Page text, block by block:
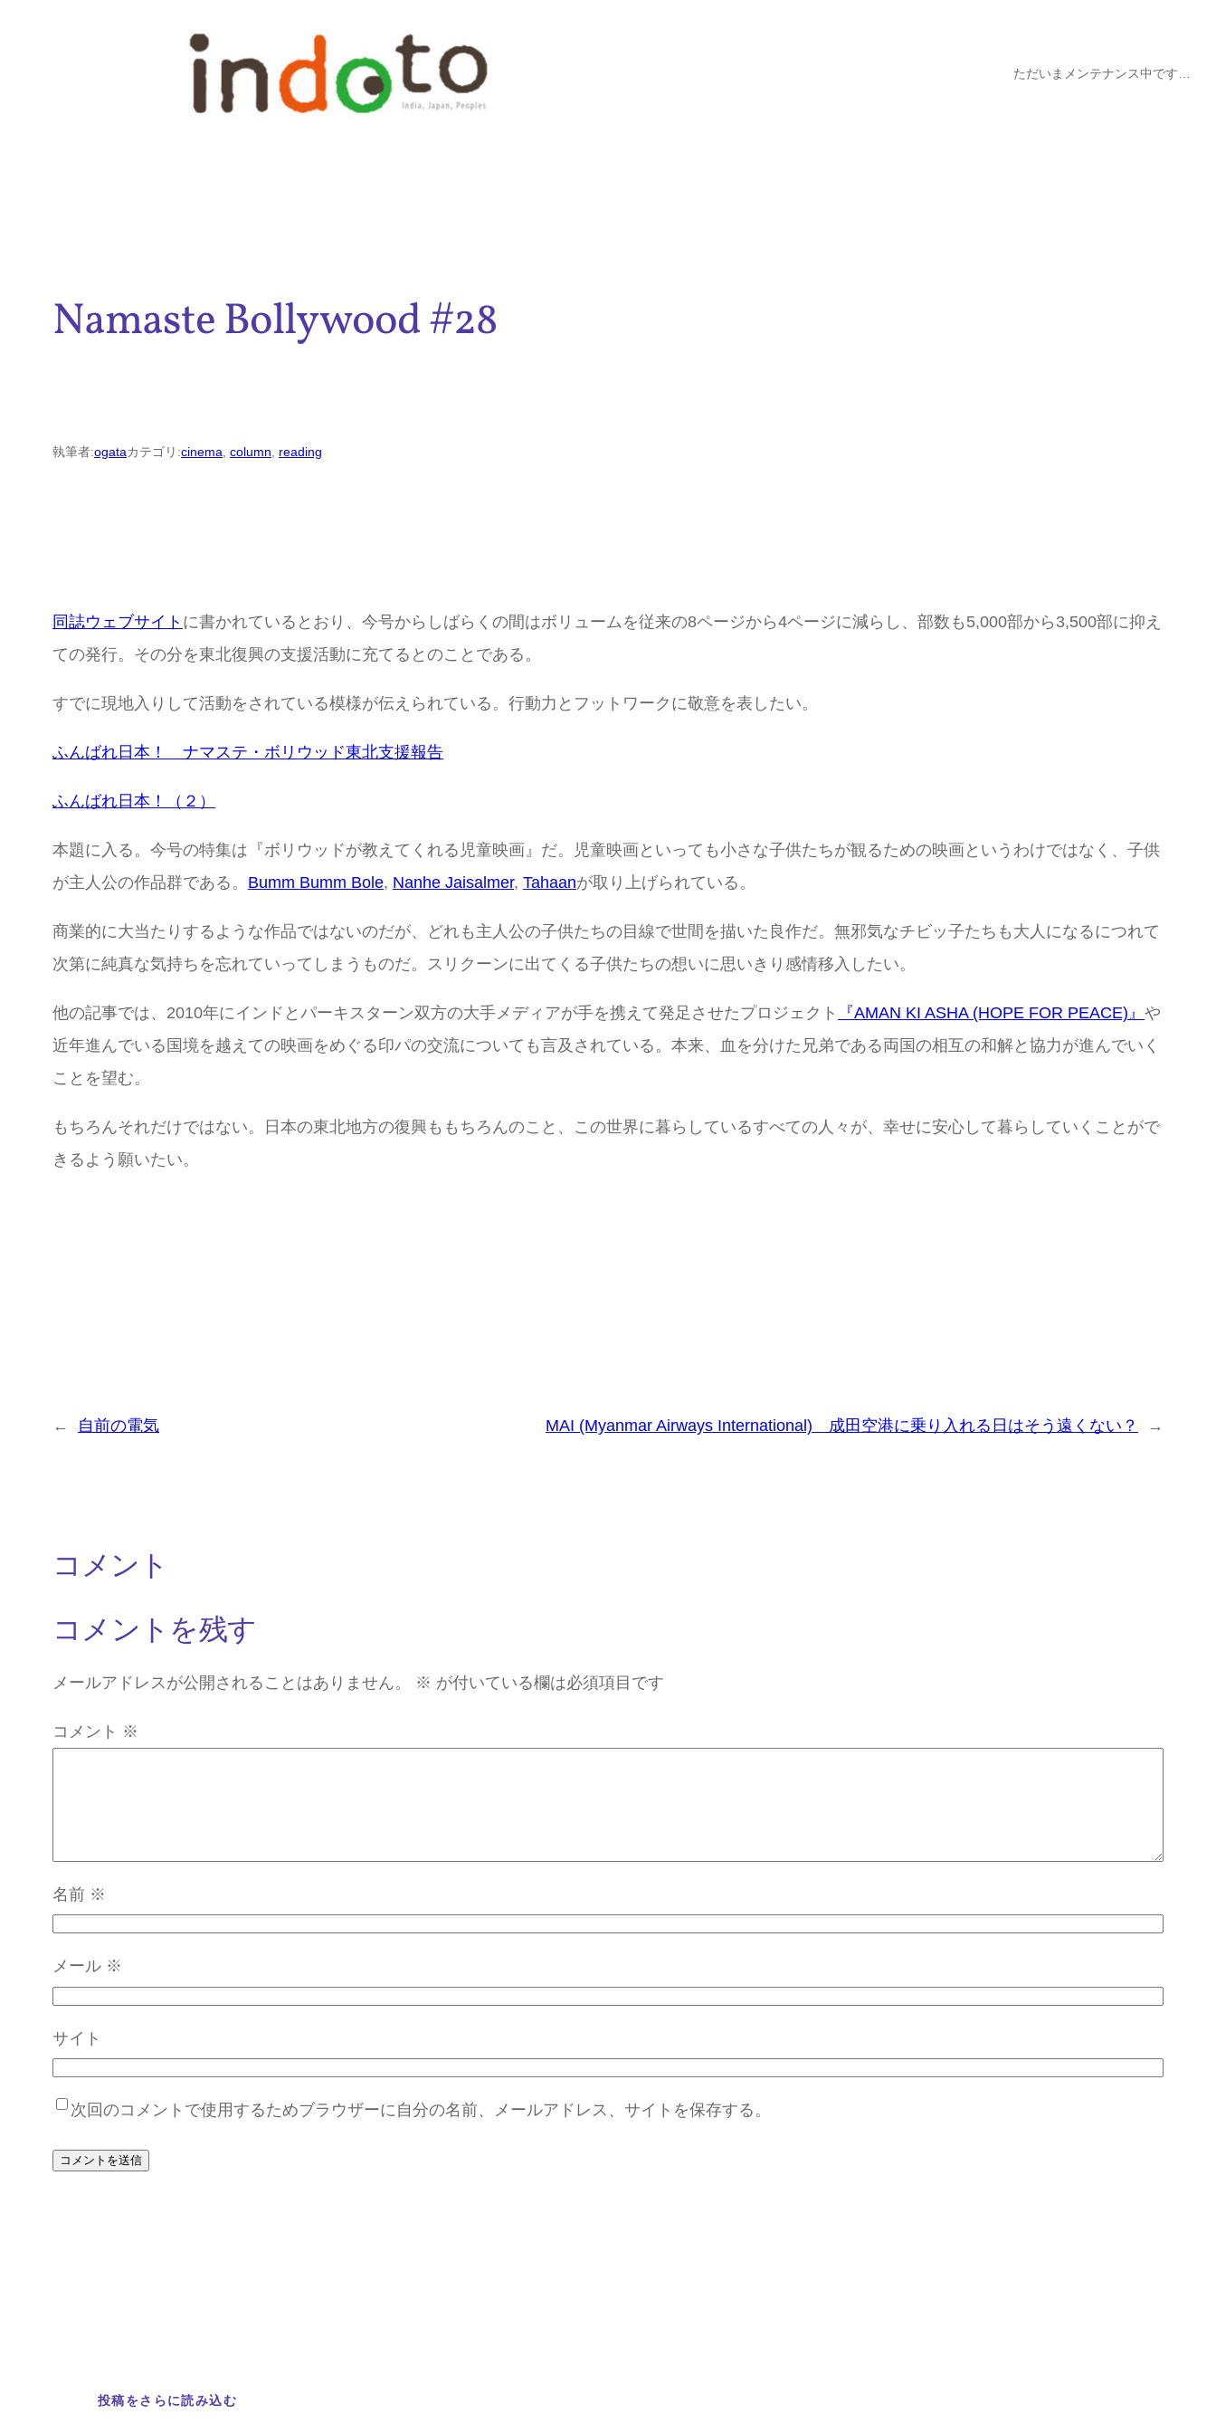
ただいまメンテナンス中です…
Namaste Bollywood #28
執筆者:ogataカテゴリ:cinema column reading
同誌ウェブサイト に書かれているとおり、今号からしばらくの間はボリュームを従来の8ページから4ページに減らし、部数も5,000部から3,500部に抑え
ての発行。その分を東北復興の支援活動に充てるとのことである。
すでに現地入りして活動をされている模様が伝えられている。行動力とフットワークに敬意を表したい。
ふんばれ日本！ ナマステ・ボリウッド東北支援報告
ふんばれ日本！（２）
本題に入る。今号の特集は『ボリウッドが教えてくれる児童映画』だ。児童映画といっても小さな子供たちが観るための映画というわけではなく、子供
が主人公の作品群である。 Bumm Bumm Bole, Nanhe Jaisalmer, Tahaanが取り上げられている。
商業的に大当たりするような作品ではないのだが、どれも主人公の子供たちの目線で世間を描いた良作だ。無邪気なチビッ子たちも大人になるにつれて
次第に純真な気持ちを忘れていってしまうものだ。スリクーンに出てくる子供たちの想いに思いきり感情移入したい。
他の記事では、2010年にインドとパーキスターン双方の大手メディアが手を携えて発足させたプロジェクト 『AMAN KI ASHA (HOPE FOR PEACE)』 や
近年進んでいる国境を越えての映画をめぐる印パの交流についても言及されている。本来、血を分けた兄弟である両国の相互の和解と協力が進んでいく
ことを望む。
もちろんそれだけではない。日本の東北地方の復興ももちろんのこと、この世界に暮らしているすべての人々が、幸せに安心して暮らしていくことがで
きるよう願いたい。
← 自前の電気 MAI (Myanmar Airways International) 成田空港に乗り入れる日はそう遠くない？ →
コメント
コメントを残す
メールアドレスが公開されることはありません。 ※ が付いている欄は必須項目です
コメント ※
名前 ※
メール ※
サイト
次回のコメントで使用するためブラウザーに自分の名前、メールアドレス、サイトを保存する。
投稿をさらに読み込む